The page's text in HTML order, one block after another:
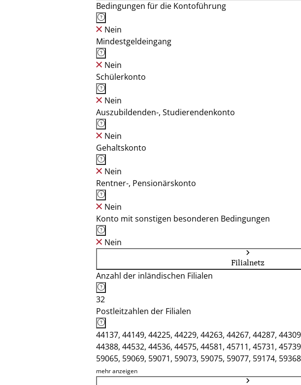
Bedingungen für die Kontoführung
Nein
Mindestgeldeingang
Nein
Schülerkonto
Nein
Auszubildenden-, Studierendenkonto
Nein
Gehaltskonto
Nein
Rentner-, Pensionärskonto
Nein
Konto mit sonstigen besonderen Bedingungen
Nein
Filialnetz
Anzahl der inländischen Filialen
32
Postleitzahlen der Filialen
44137, 44149, 44225, 44229, 44263, 44267, 44287,
44388, 44532, 44536, 44575, 44581, 45711, 45731,
59065, 59069, 59071, 59073, 59075, 59077, 59174,
mehr anzeigen